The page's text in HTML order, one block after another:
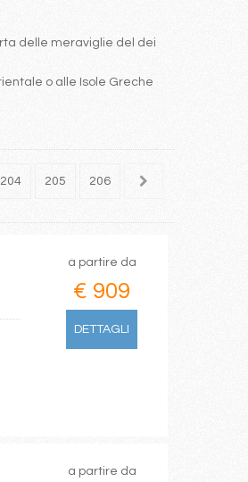
delle meraviglie del dei
o alle Isole Greche
204 205 206 207
a partire da
€ 909
DETTAGLI
a partire da